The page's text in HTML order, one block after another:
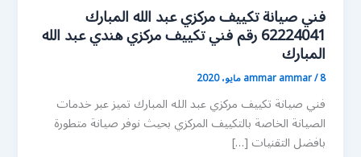
فني صيانة تكييف مركزي عبد الله المبارك
62224041 رقم فني تكييف مركزي هندي عبد الله
المبارك
ammar ammar/8 مايو، 2020
فني صيانة تكييف مركزي عبد الله المبارك تميز عبر خدمات
الصيانة الخاصة بالتكييف المركزي بحيث نوفر صيانة متطورة
بافضل التقنيات […]